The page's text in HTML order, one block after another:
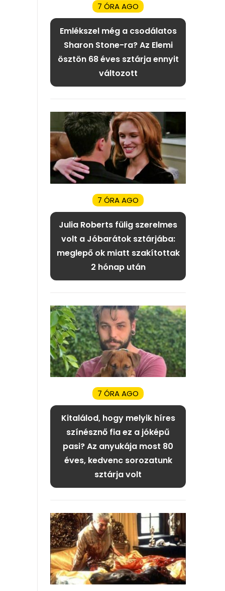
7 ÓRA AGO
Emlékszel még a csodálatos
Sharon Stone-ra? Az Elemi
ösztön 68 éves sztárja ennyit
változott
7 ÓRA AGO
Julia Roberts fülig szerelmes
volt a Jóbarátok sztárjába:
meglepő ok miatt szakítottak
2 hónap után
7 ÓRA AGO
Kitalálod, hogy melyik híres
színésznő fia ez a jóképű
pasi? Az anyukája most 80
éves, kedvenc sorozatunk
sztárja volt